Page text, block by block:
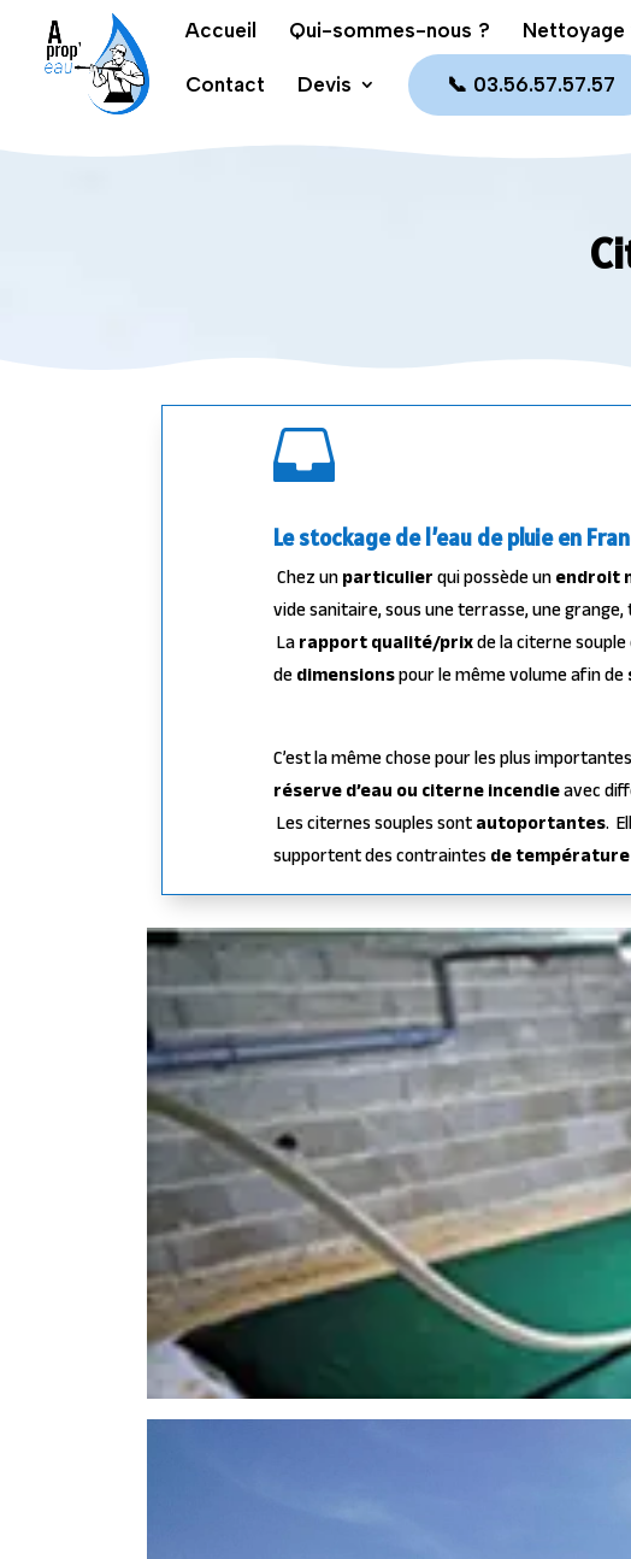
Accueil Qui-sommes-nous ? Nettoyage
Contact Devis 📞 03.56.57.57.57

Le stockage de l’eau de pluie en
Chez unparticulierqui possède unendroit
vide sanitaire, sous une terrasse, une
Larapport qualité/prixde la citerne
dedimensionspour le même volume afin de
C’est la même chose pour les plus
réserve d’eau ou citerne incendieavec
Les citernes souples sontautoportantes.
supportent des contraintesde température